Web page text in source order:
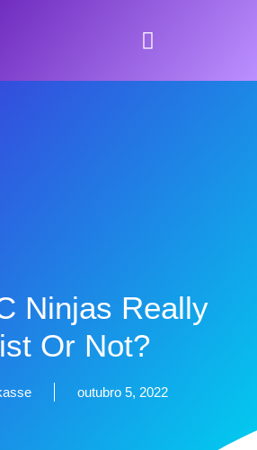
Ninjas Really
Or Not?
outubro 5, 2022